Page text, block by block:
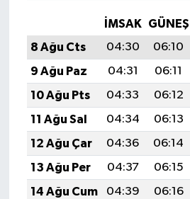
İMSAK GÜNEŞ
8 Ağu Cts
04:30 06:10
9 Ağu Paz
04:31 06:11
10 Ağu Pts
04:33 06:12
11 Ağu Sal
04:34 06:13
12 Ağu Çar
04:36 06:14
13 Ağu Per
04:37 06:15
14 Ağu Cum
04:39 06:16